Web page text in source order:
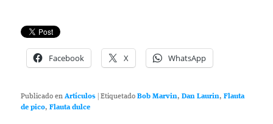
Facebook X WhatsApp
Publicado en Artículos |Etiquetado Bob Marvin,Dan Laurin,Flauta
de pico,Flauta dulce